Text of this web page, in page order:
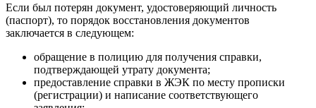
Если был потерян документ, удостоверяющий личность
(паспорт), то порядок восстановления документов
заключается в следующем:
обращение в полицию для получения справки,
подтверждающей утрату документа;
предоставление справки в ЖЭК по месту прописки
(регистрации) и написание соответствующего